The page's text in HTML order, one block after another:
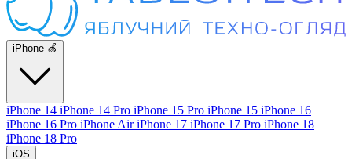
iPhone 🍏
iPhone 14 iPhone 14 Pro iPhone 15 Pro iPhone 15 iPhone 16
iPhone 16 Pro iPhone AiriPhone 17 iPhone 17 Pro iPhone 18
iPhone 18 Pro
iOS